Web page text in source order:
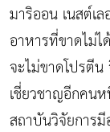
มาริออน เนสต์เ
อาหารที่ขาดไม่
จะไม่ขาดโปรตีน
เชี่ยวชาญอีกคน
สถาบันวิจัยการ